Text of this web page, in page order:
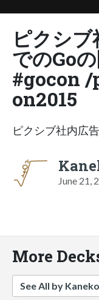
ピクシ
でのGo
#gocon /
on2015
ピクシブ社内広
June 21,
More
See All by